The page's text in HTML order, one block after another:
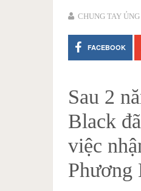
CHUNG TAY
FACEBOOK
Sau 2
Black
việc
Phương